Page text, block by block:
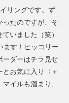
リングです。ず
ったのですが、そ
いました（笑）
ます！ヒッコリー
ーダーはチラ見せ
お気に入り〈＋
イルも溜まり、